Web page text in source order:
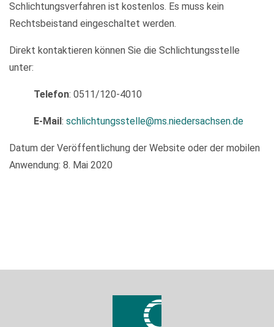
Schlichtungsverfahren ist kostenlos. Es muss kein
Rechtsbeistand eingeschaltet werden.
Direkt kontaktieren können Sie die Schlichtungsstelle
unter:
Telefon: 0511/120-4010
E-Mail : schlichtungsstelle@ms.niedersachsen.de
Datum der Veröffentlichung der Website oder der mobilen
Anwendung: 8. Mai 2020